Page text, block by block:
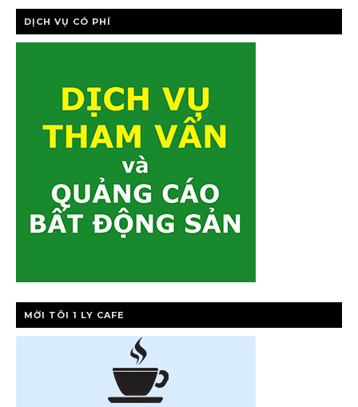
DỊCH VỤ CÓ PHÍ
MỜI TÔI 1 LY CAFE